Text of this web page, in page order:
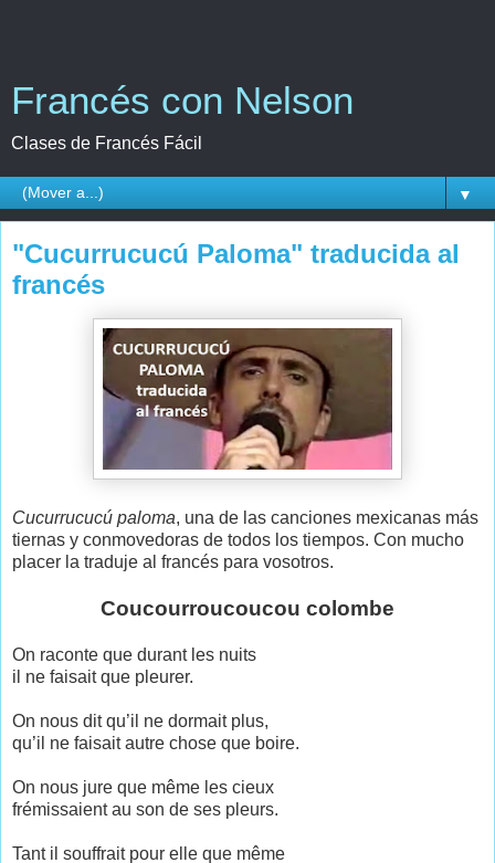
Francés con Nelson
Clases de Francés Fácil
▼
"Cucurrucucú Paloma" traducida al
francés
Cucurrucucú paloma, una de las canciones mexicanas más
tiernas y conmovedoras de todos los tiempos. Con mucho
placer la traduje al francés para vosotros.
Coucourroucoucou colombe
On raconte que durant les nuits
il ne faisait que pleurer.
On nous dit qu’il ne dormait plus,
qu’il ne faisait autre chose que boire.
On nous jure que même les cieux
frémissaient au son de ses pleurs.
Tant il souffrait pour elle que même